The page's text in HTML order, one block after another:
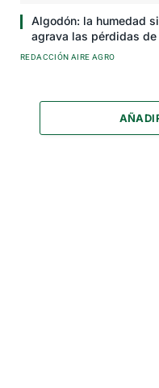
Algodón: la humedad
agrava las pérdidas de
REDACCIÓN AIRE AGRO